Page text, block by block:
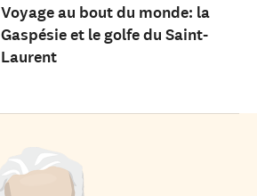
Voyage au bout du monde: la
Gaspésie et le golfe du Saint-
Laurent